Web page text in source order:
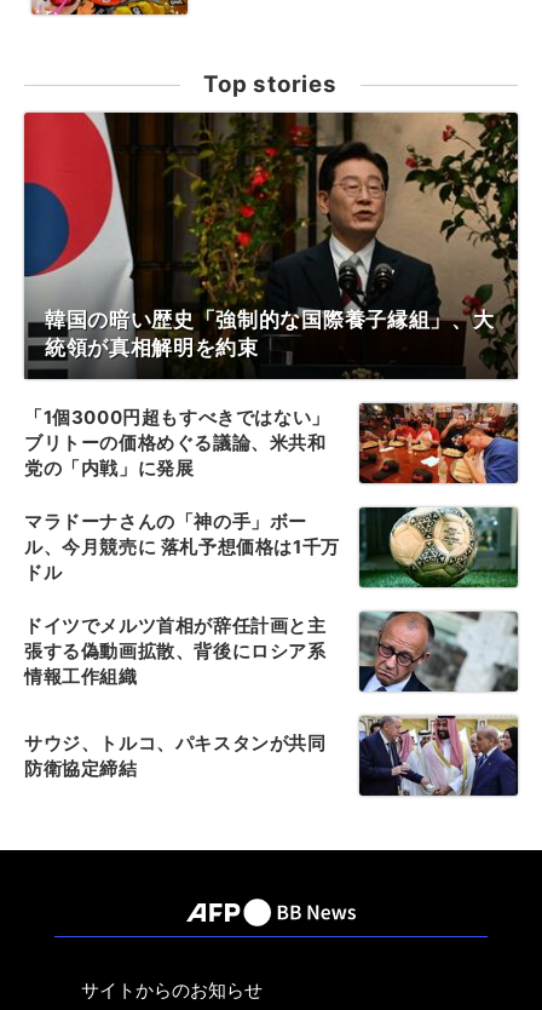
Top stories
韓国の暗い歴史「強制的な国際養子縁組」、大
統領が真相解明を約束
「1個3000円超もすべきではない」
ブリトーの価格めぐる議論、米共和
党の「内戦」に発展
マラドーナさんの「神の手」ボー
ル、今月競売に 落札予想価格は1千万
ドル
ドイツでメルツ首相が辞任計画と主
張する偽動画拡散、背後にロシア系
情報工作組織
サウジ、トルコ、パキスタンが共同
防衛協定締結
サイトからのお知らせ